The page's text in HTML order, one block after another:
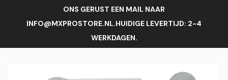
ONS GERUST EEN MAIL NAAR
INFO@MXPROSTORE.NL.HUIDIGE LEVERTIJD: 2-4
WERKDAGEN.